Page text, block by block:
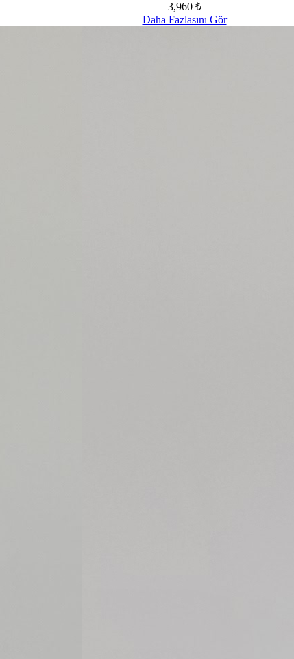
3,960 ₺
Daha Fazlasını Gör